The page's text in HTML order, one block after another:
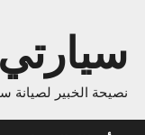
لصيانة سيارتك